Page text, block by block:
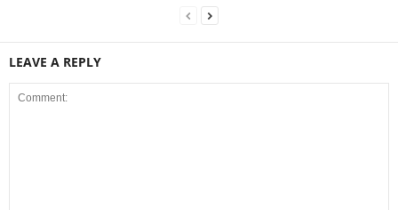
LEAVE A REPLY